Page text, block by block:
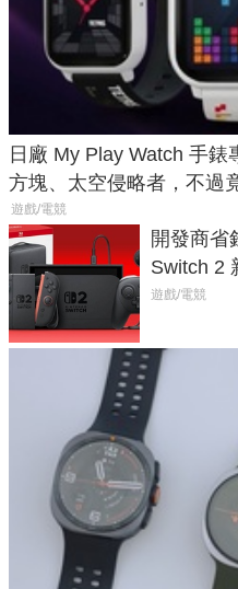
日廠 My Play Watch 手
方塊、太空侵略者，不過
遊戲/電競
開發商省
Switch 2
戲卡的選擇
遊戲/電競